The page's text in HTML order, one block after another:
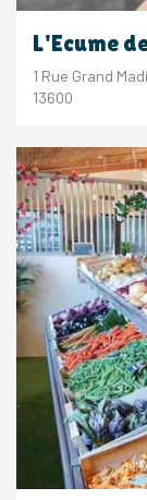
L'Ecume
1 Rue Grand
13600